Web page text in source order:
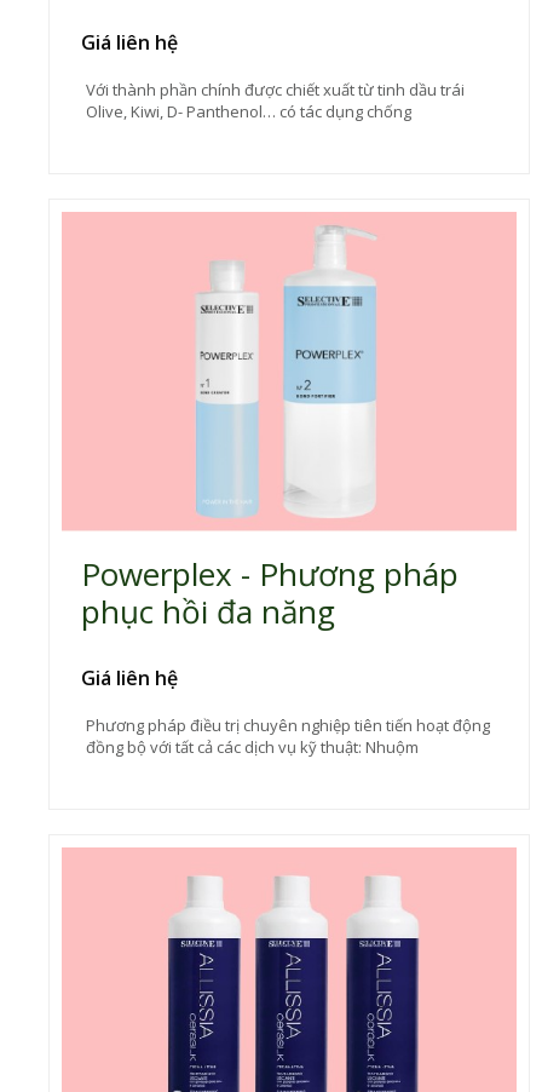
Giá liên hệ
Với thành phần chính được chiết xuất từ tinh dầu trái
Olive, Kiwi, D- Panthenol… có tác dụng chống
Powerplex - Phương pháp
phục hồi đa năng
Giá liên hệ
Phương pháp điều trị chuyên nghiệp tiên tiến hoạt động
đồng bộ với tất cả các dịch vụ kỹ thuật: Nhuộm